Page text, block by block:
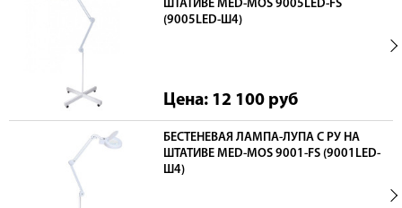
ШТАТИВЕ MED-MOS 9005LED-FS
(9005LED-Ш4)
Цена: 12 100 руб
БЕСТЕНЕВАЯ ЛАМПА-ЛУПА С РУ НА
ШТАТИВЕ MED-MOS 9001-FS (9001LED-
Ш4)